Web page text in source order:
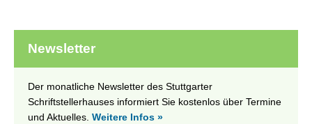
Newsletter
Der monatliche Newsletter des Stuttgarter
Schriftstellerhauses informiert Sie kostenlos über Termine
und Aktuelles. Weitere Infos »